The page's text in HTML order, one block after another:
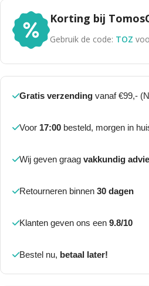
Korting bij
Gebruik de code: TOZ
Gratis verzending vanaf €99,-
Voor 17:00 besteld, morgen in
Wij geven graag vakkundig
Retourneren binnen 30 dagen
Klanten geven ons een 9.8/10
Bestel nu, betaal later!